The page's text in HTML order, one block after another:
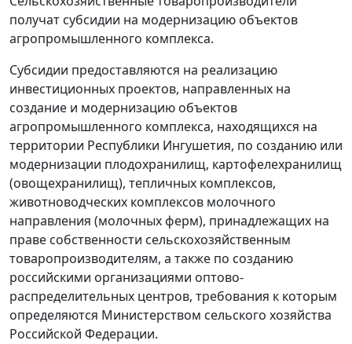
получат субсидии на модернизацию объектов
агропромышленного комплекса.
Субсидии предоставляются на реализацию
инвестиционных проектов, направленных на
создание и модернизацию объектов
агропромышленного комплекса, находящихся на
территории Республики Ингушетия, по созданию или
модернизации плодохранилищ, картофелехранилищ
(овощехранилищ), тепличных комплексов,
животноводческих комплексов молочного
направления (молочных ферм), принадлежащих на
праве собственности сельскохозяйственным
товаропроизводителям, а также по созданию
российскими организациями оптово-
распределительных центров, требования к которым
определяются Министерством сельского хозяйства
Российской Федерации.